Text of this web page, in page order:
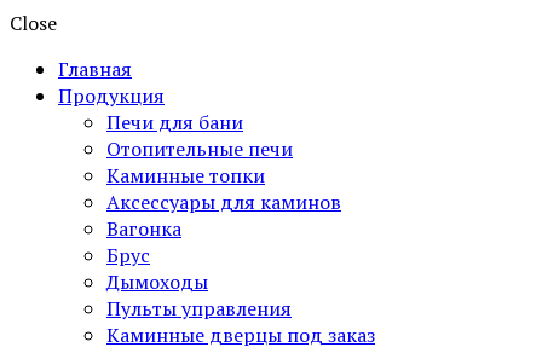
Close
Главная
Продукция
Печи для бани
Отопительные печи
Каминные топки
Аксессуары для каминов
Вагонка
Брус
Дымоходы
Пульты управления
Каминные дверцы под заказ